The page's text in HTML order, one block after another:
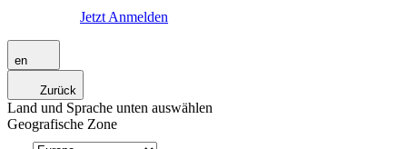
Jetzt Anmelden
en
Zurück
Land und Sprache unten auswählen
Geografische Zone